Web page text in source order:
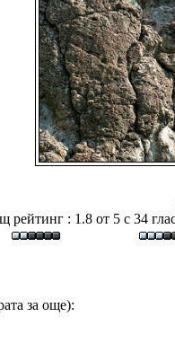
рейтинг : 1.8 от 5 с 34
за още):